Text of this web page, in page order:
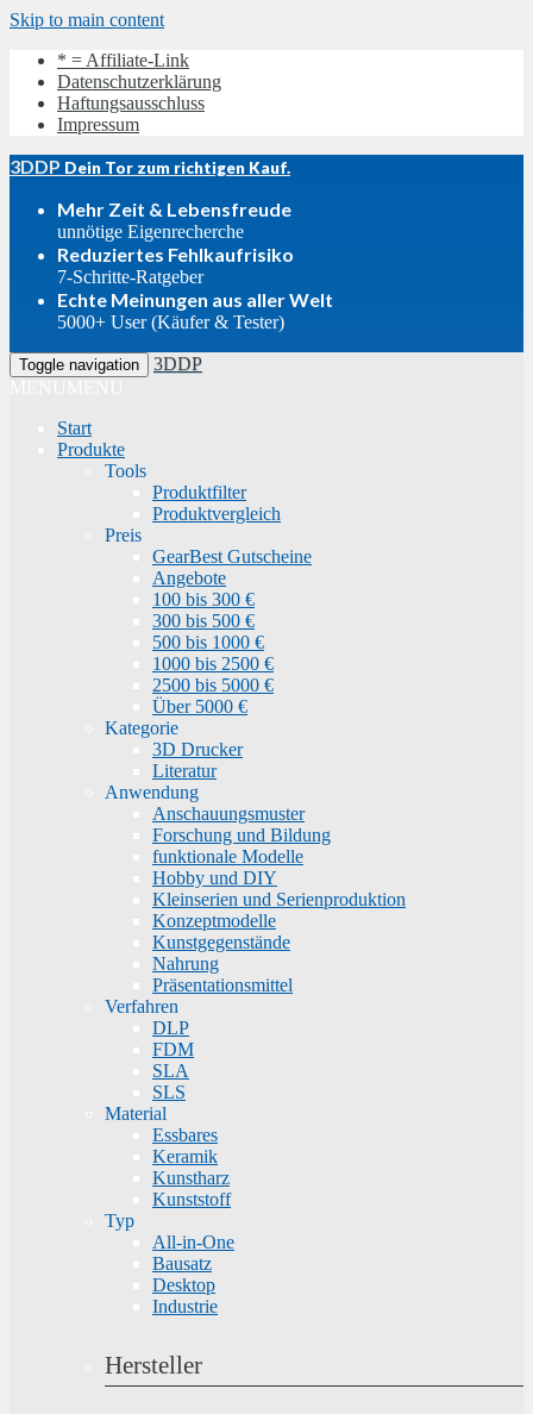
Skip to main content
* = Affiliate-Link
Datenschutzerklärung
Haftungsausschluss
Impressum
3DDP Dein Tor zum richtigen Kauf.
Mehr Zeit & Lebensfreude
unnötige Eigenrecherche
Reduziertes Fehlkaufrisiko
7-Schritte-Ratgeber
Echte Meinungen aus aller Welt
5000+ User (Käufer & Tester)
Toggle navigation
3DDP
Start
Produkte
Tools
Produktfilter
Produktvergleich
Preis
GearBest Gutscheine
Angebote
100 bis 300 €
300 bis 500 €
500 bis 1000 €
1000 bis 2500 €
2500 bis 5000 €
Über 5000 €
Kategorie
3D Drucker
Literatur
Anwendung
Anschauungsmuster
Forschung und Bildung
funktionale Modelle
Hobby und DIY
Kleinserien und Serienproduktion
Konzeptmodelle
Kunstgegenstände
Nahrung
Präsentationsmittel
Verfahren
DLP
FDM
SLA
SLS
Material
Essbares
Keramik
Kunstharz
Kunststoff
Typ
All-in-One
Bausatz
Desktop
Industrie
Hersteller